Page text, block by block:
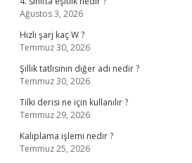
Ağustos 3, 2026
Hızlı şarj kaç W ?
Temmuz 30, 2026
Şıllık tatlısının diğer adı nedir ?
Temmuz 30, 2026
Tilki derisi ne için kullanılır ?
Temmuz 29, 2026
Kalıplama işlemi nedir ?
Temmuz 25, 2026